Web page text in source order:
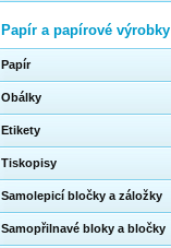
Papír a papírové výrobky
Papír
Obálky
Etikety
Tiskopisy
Samolepicí bločky a záložky
Samopřilnavé bloky a bločky